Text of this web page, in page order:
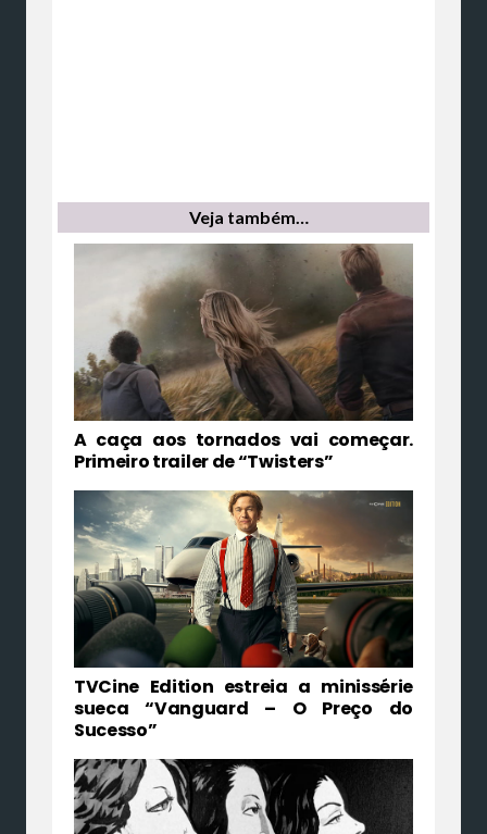
Veja também…
A caça aos tornados vai começar.
Primeiro trailer de “Twisters”
TVCine Edition estreia a minissérie
sueca “Vanguard – O Preço do
Sucesso”